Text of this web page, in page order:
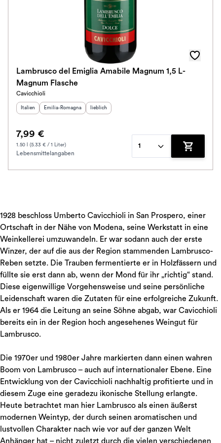
Lambrusco del Emiglia Amabile Magnum 1,5 L-
Magnum Flasche
Cavicchioli
Herkunftsland
Italien Herkunftsregion:
Emilia-Romagna Geschmack
lieblich
7,99 €
1.50 l (5.33 € / 1 Liter)
Lebensmittelangaben
1
Zum
1928 beschloss Umberto Cavicchioli in San Prospero, einer
Ortschaft in der Nähe von Modena, seine Werkstatt in eine
Weinkellerei umzuwandeln. Er war sodann auch der erste
Winzer, der auf die aus der Region stammenden Lambrusco-
Reben setzte. Die Trauben fermentierte er in Holzfässern und
füllte sie erst dann ab, wenn der Mond für ihr „richtig“ stand.
Diese eigenwillige Vorgehensweise und seine persönliche
Leidenschaft waren die Zutaten für eine erfolgreiche Zukunft.
Als er 1964 die Leitung an seine Söhne abgab, war Cavicchioli
bereits ein in der Region hoch angesehenes Weingut für
Lambrusco.
Die 1970er und 1980er Jahre markierten dann einen wahren
Boom von Lambrusco – auch auf internationaler Ebene. Eine
Entwicklung von der Cavicchioli nachhaltig profitierte und in
diesem Zuge eine geradezu ikonische Stellung erlangte.
Heute betrachtet man hier Lambrusco als einen äußerst
modernen Weintyp, der durch seinen aromatischen und
lustvollen Charakter nach wie vor auf der ganzen Welt
Anhänger hat – nicht zuletzt durch die vielen verschiedenen